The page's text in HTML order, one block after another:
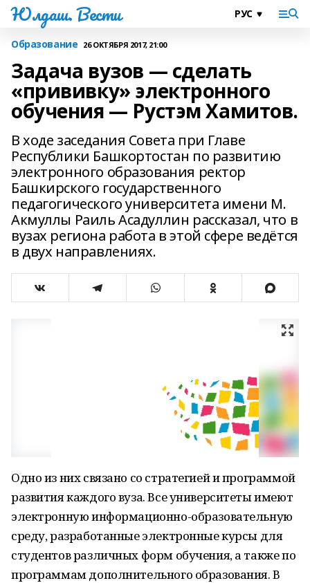
Юлдаш. Вести
Образование 26 ОКТЯБРЯ 2017, 21:00
Задача вузов — сделать
«прививку» электронного
обучения — Рустэм Хамитов.
В ходе заседания Совета при Главе
Республики Башкортостан по развитию
электронного образования ректор
Башкирского государственного
педагогического университета имени М.
Акмуллы Раиль Асадуллин рассказал, что в
вузах региона работа в этой сфере ведётся
в двух направлениях.
Одно из них связано со стратегией и программой
развития каждого вуза. Все университеты имеют
электроннуюинформационно-образовательную
среду, разработанные электронные курсы для
студентов различных форм обучения, а также по
программам дополнительного образования. В